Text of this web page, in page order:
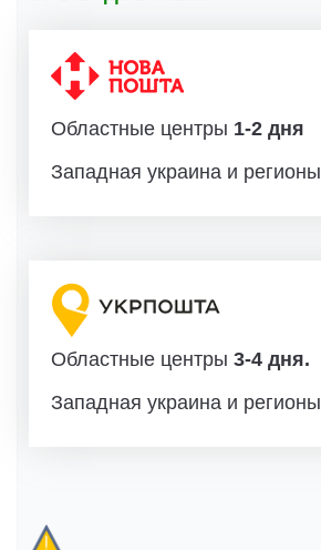
Областные центры 1-2 дня
Западная украина и регионы
Областные центры 3-4 дня.
Западная украина и регионы